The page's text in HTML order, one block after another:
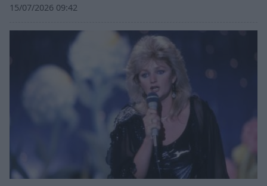
15/07/2026 09:42